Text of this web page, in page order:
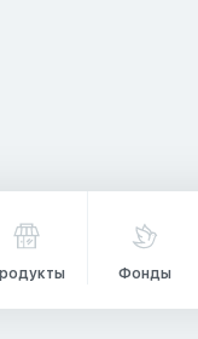
Фонды